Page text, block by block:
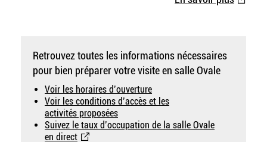
Infos
pratique
droite
Retrouvez toutes les informations nécessaires
pour bien préparer votre visite en salle Ovale
Voir les horaires d’ouverture
Voir les conditions d’accès et les
activités proposées
Suivez le taux d’occupation de la salle Ovale
en direct